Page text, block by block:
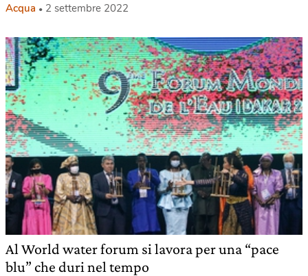
Acqua 2 settembre 2022
Al World water forum si lavora per una “pace
blu” che duri nel tempo